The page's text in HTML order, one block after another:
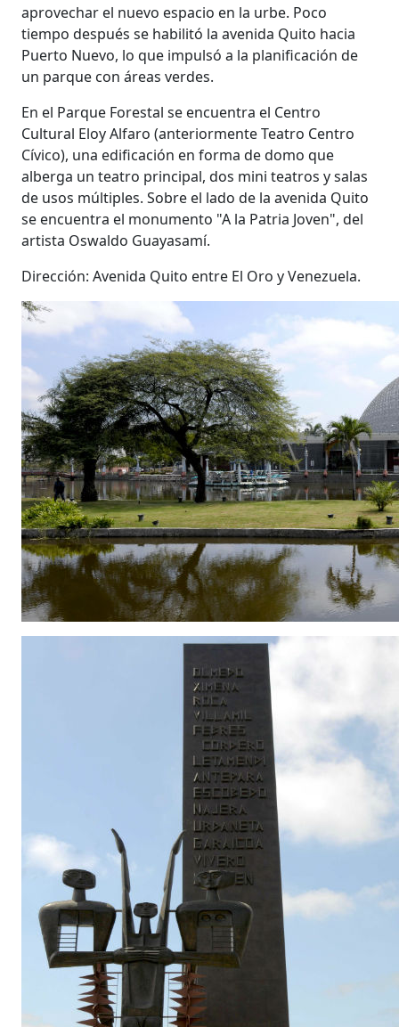
aprovechar el nuevo espacio en la urbe. Poco
tiempo después se habilitó la avenida Quito hacia
Puerto Nuevo, lo que impulsó a la planificación de
un parque con áreas verdes.
En el Parque Forestal se encuentra el Centro
Cultural Eloy Alfaro (anteriormente Teatro Centro
Cívico), una edificación en forma de domo que
alberga un teatro principal, dos mini teatros y salas
de usos múltiples. Sobre el lado de la avenida Quito
se encuentra el monumento "A la Patria Joven", del
artista Oswaldo Guayasamí.
Dirección: Avenida Quito entre El Oro y Venezuela.